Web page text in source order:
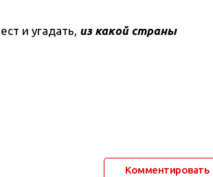
и угадать, из какой страны
Комментировать